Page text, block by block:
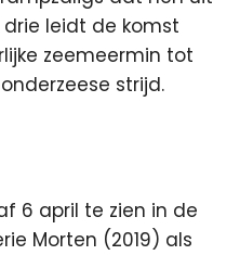
drie leidt de komst
zeemeermin tot
strijd.
6 april te zien in de
Morten (2019) als